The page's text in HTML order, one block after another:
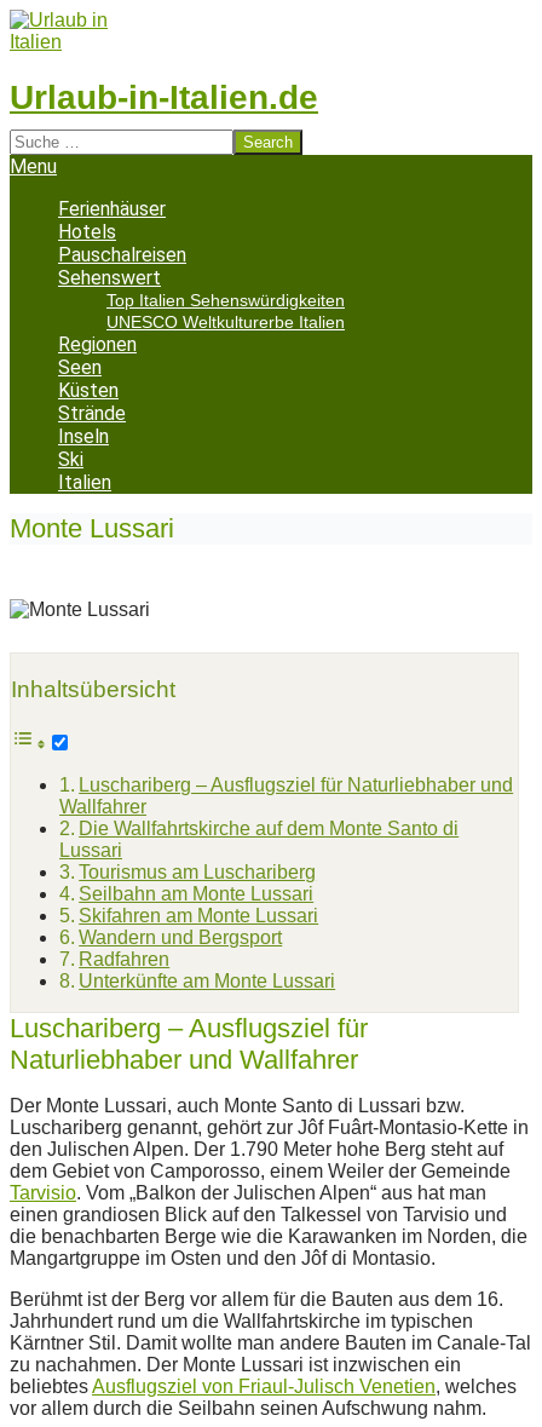
Skip
to
Urlaub-in-Italien.de
Search
Secondary
Menu
Ferienhäuser
Hotels
Pauschalreisen
Sehenswert
Top Italien Sehenswürdigkeiten
UNESCO Weltkulturerbe Italien
Regionen
Seen
Küsten
Strände
Inseln
Ski
Italien
Monte Lussari
Inhaltsübersicht
Luschariberg – Ausflugsziel für Naturliebhaber und
Wallfahrer
Die Wallfahrtskirche auf dem Monte Santo di
Lussari
Tourismus am Luschariberg
Seilbahn am Monte Lussari
Skifahren am Monte Lussari
Wandern und Bergsport
Radfahren
Unterkünfte am Monte Lussari
Luschariberg – Ausflugsziel für
Naturliebhaber und Wallfahrer
Der Monte Lussari, auch Monte Santo di Lussari bzw.
Luschariberg genannt, gehört zur Jôf Fuârt-Montasio-Kette in
den Julischen Alpen. Der 1.790 Meter hohe Berg steht auf
dem Gebiet von Camporosso, einem Weiler der Gemeinde
Tarvisio. Vom „Balkon der Julischen Alpen“ aus hat man
einen grandiosen Blick auf den Talkessel von Tarvisio und
die benachbarten Berge wie die Karawanken im Norden, die
Mangartgruppe im Osten und den Jôf di Montasio.
Berühmt ist der Berg vor allem für die Bauten aus dem 16.
Jahrhundert rund um die Wallfahrtskirche im typischen
Kärntner Stil. Damit wollte man andere Bauten im Canale-Tal
zu nachahmen. Der Monte Lussari ist inzwischen ein
beliebtesAusflugsziel von Friaul-Julisch Venetien, welches
vor allem durch die Seilbahn seinen Aufschwung nahm.